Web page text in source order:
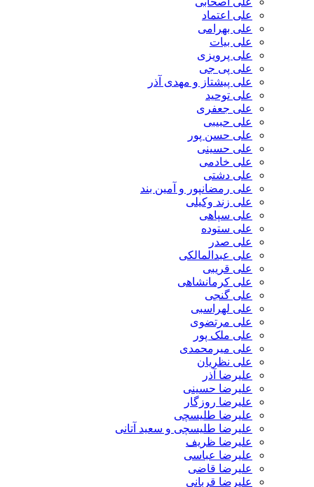
علی اعتماد
علی بهرامی
علی بیات
علی پرویزی
علی پی جی
علی پیشتاز و مهدی آذر
علی توحید
علی جعفری
علی حبیبی
علی حسن پور
علی حسینی
علی خادمی
علی دشتی
علی رمضانپور و آمین بند
علی زند وکیلی
علی سپاهی
علی ستوده
علی صدر
علی عبدالمالکی
علی قریبی
علی کرمانشاهی
علی گنجی
علی لهراسبی
علی مرتضوی
علی ملک پور
علی میرمحمدی
علی نظریان
علیرضا آذر
علیرضا حسینی
علیرضا روزگار
علیرضا طلیسچی
علیرضا طلیسچی و سعید آتانی
علیرضا ظریف
علیرضا عباسی
علیرضا قاضی
علیرضا قربانی